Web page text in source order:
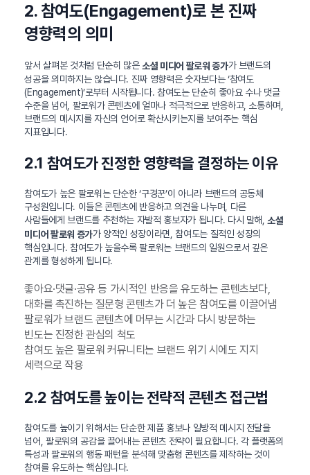
2. 참여도(Engagement)로 본 진짜
영향력의 의미
앞서 살펴본 것처럼 단순히 많은소셜 미디어 팔로워 증가가 브랜드의
성공을 의미하지는 않습니다. 진짜 영향력은 숫자보다는 ‘참여도
(Engagement)’로부터 시작됩니다. 참여도는 단순히 좋아요 수나 댓글
수준을 넘어, 팔로워가 콘텐츠에 얼마나 적극적으로 반응하고, 소통하며,
브랜드의 메시지를 자신의 언어로 확산시키는지를 보여주는 핵심
지표입니다.
2.1 참여도가 진정한 영향력을 결정하는 이유
참여도가 높은 팔로워는 단순한 ‘구경꾼’이 아니라 브랜드의 공동체
구성원입니다. 이들은 콘텐츠에 반응하고 의견을 나누며, 다른
사람들에게 브랜드를 추천하는 자발적 홍보자가 됩니다. 다시 말해, 소셜
미디어 팔로워 증가가 양적인 성장이라면, 참여도는 질적인 성장의
핵심입니다. 참여도가 높을수록 팔로워는 브랜드의 일원으로서 깊은
관계를 형성하게 됩니다.
좋아요·댓글·공유 등 가시적인 반응을 유도하는 콘텐츠보다,
대화를 촉진하는 질문형 콘텐츠가 더 높은 참여도를 이끌어냄
팔로워가 브랜드 콘텐츠에 머무는 시간과 다시 방문하는
빈도는 진정한 관심의 척도
참여도 높은 팔로워 커뮤니티는 브랜드 위기 시에도 지지
세력으로 작용
2.2 참여도를 높이는 전략적 콘텐츠 접근법
참여도를 높이기 위해서는 단순한 제품 홍보나 일방적 메시지 전달을
넘어, 팔로워의 공감을 끌어내는 콘텐츠 전략이 필요합니다. 각 플랫폼의
특성과 팔로워의 행동 패턴을 분석해 맞춤형 콘텐츠를 제작하는 것이
참여를 유도하는 핵심입니다.